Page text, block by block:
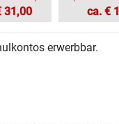
31,00 ca. €
erwerbbar.